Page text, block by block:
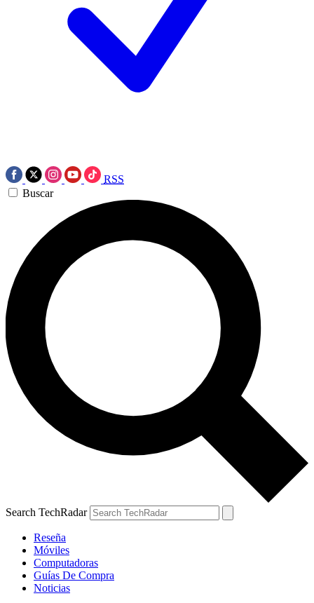
RSS
Buscar
Search TechRadar
Reseña
Móviles
Computadoras
Guías De Compra
Noticias